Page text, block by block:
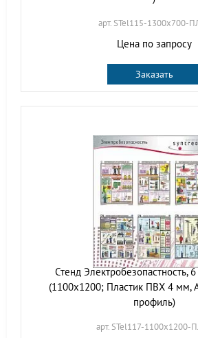
арт. STel115-1300х700-
Цена по запросу
Заказать
Стенд Электробезопастность,
(1100х1200; Пластик ПВХ 4 мм,
профиль)
арт. STel117-1100х1200-